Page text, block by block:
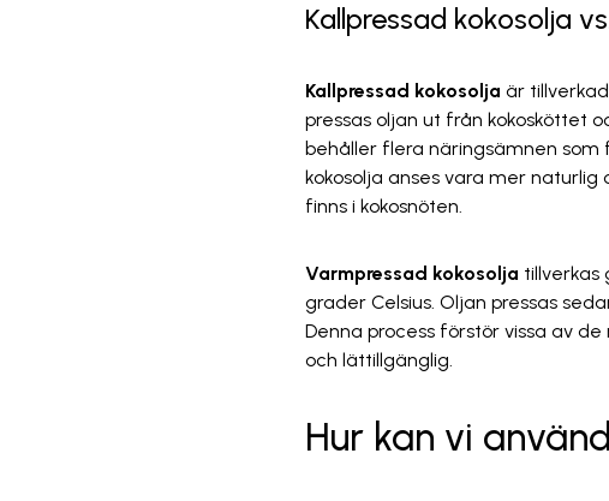
Kallpressad kokosolja
Kallpressad kokosolja är
pressas oljan ut från kokosköttet
behåller flera näringsämnen som
kokosolja anses vara mer
finns i kokosnöten.
Varmpressad kokosolja tillverkas
grader Celsius. Oljan pressas
Denna process förstör vissa av
och lättillgänglig.
Hur kan vi